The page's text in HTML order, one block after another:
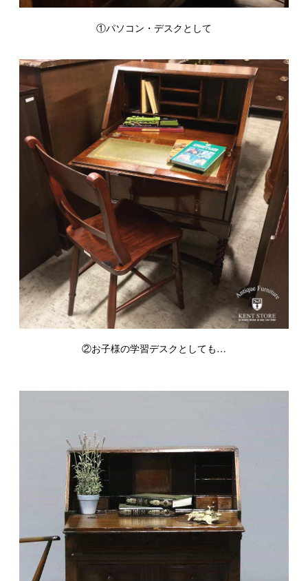
①パソコン・デスクとして
②お子様の学習デスクとしても…